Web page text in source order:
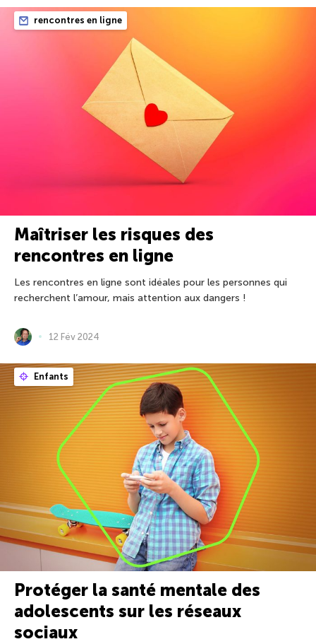
rencontres en ligne
Maîtriser les risques des
rencontres en ligne
Les rencontres en ligne sont idéales pour les personnes qui
recherchent l’amour, mais attention aux dangers !
12 Fév 2024
Enfants
Protéger la santé mentale des
adolescents sur les réseaux
sociaux